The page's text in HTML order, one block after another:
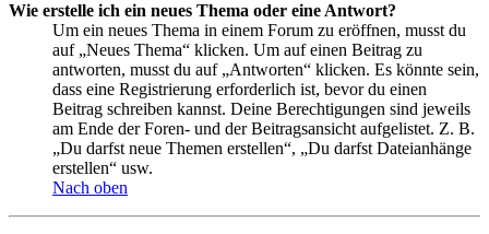
Wie erstelle ich ein neues Thema oder eine Antwort?
Um ein neues Thema in einem Forum zu eröffnen, musst du
auf „Neues Thema“ klicken. Um auf einen Beitrag zu
antworten, musst du auf „Antworten“ klicken. Es könnte sein,
dass eine Registrierung erforderlich ist, bevor du einen
Beitrag schreiben kannst. Deine Berechtigungen sind jeweils
am Ende der Foren- und der Beitragsansicht aufgelistet. Z. B.
„Du darfst neue Themen erstellen“, „Du darfst Dateianhänge
erstellen“ usw.
Nach oben